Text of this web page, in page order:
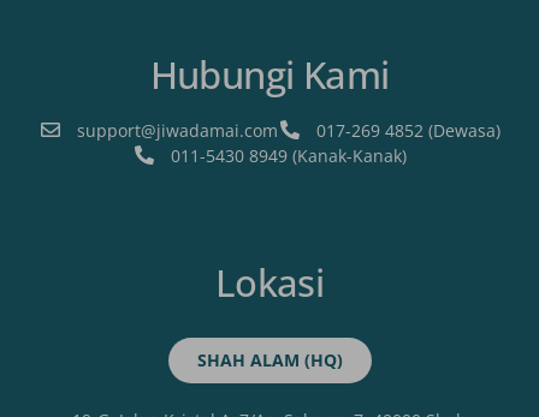
Hubungi Kami
support@jiwadamai.com
017-269 4852 (Dewasa)
011-5430 8949 (Kanak-Kanak)
Lokasi
SHAH ALAM (HQ)